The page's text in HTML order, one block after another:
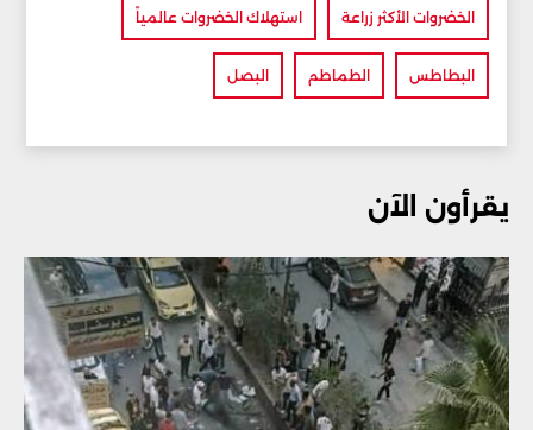
الخضروات الأكثر زراعة استهلاك الخضروات عالمياً
البطاطس الطماطم البصل
يقرأون الآن